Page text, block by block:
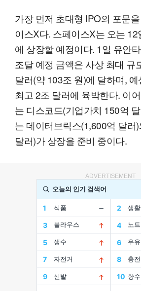
가장 먼저 초대형 IPO의 포문
이스X다. 스페이스X는 오는
에 상장할 예정이다. 1일 유안
조달 예정 금액은 사상 최대 규
달러(약 103조 원)에 달하며,
최고 2조 달러에 육박한다. 이
는 디스코드(기업가치 150억
는 데이터브릭스(1,600억 달러
달러)가 상장을 준비 중이다.
ADVERTISEMENT